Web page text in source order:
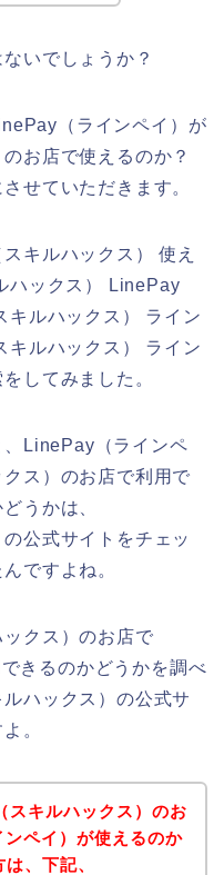
いでしょうか？
（ラインペイ）が
お店で使えるのか？
せていただきます。
キルハックス） 使え
ハックス） LinePay
ルハックス） ライン
ルハックス） ライン
してみました。
、LinePay（ラインペ
ス）のお店で利用で
うかは、
公式サイトをチェッ
ですよね。
クス）のお店で
きるのかどうかを調べ
ハックス）の公式サ
。
キルハックス）のお
ペイ）が使えるのか
、下記、